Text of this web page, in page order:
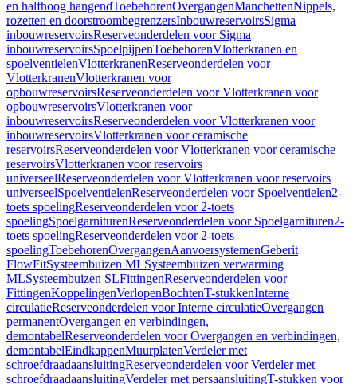
en halfhoog hangendToebehorenOvergangenManchettenNippels,
rozetten en doorstroombegrenzersInbouwreservoirsSigma
inbouwreservoirsReserveonderdelen voor Sigma
inbouwreservoirsSpoelpijpenToebehorenVlotterkranen en
spoelventielenVlotterkranenReserveonderdelen voor
VlotterkranenVlotterkranen voor
opbouwreservoirsReserveonderdelen voor Vlotterkranen voor
opbouwreservoirsVlotterkranen voor
inbouwreservoirsReserveonderdelen voor Vlotterkranen voor
inbouwreservoirsVlotterkranen voor ceramische
reservoirsReserveonderdelen voor Vlotterkranen voor ceramische
reservoirsVlotterkranen voor reservoirs
universeelReserveonderdelen voor Vlotterkranen voor reservoirs
universeelSpoelventielenReserveonderdelen voor Spoelventielen2-
toets spoelingReserveonderdelen voor 2-toets
spoelingSpoelgarniturenReserveonderdelen voor Spoelgarnituren2-
toets spoelingReserveonderdelen voor 2-toets
spoelingToebehorenOvergangenAanvoersystemenGeberit
FlowFitSysteembuizen MLSysteembuizen verwarming
MLSysteembuizen SLFittingenReserveonderdelen voor
FittingenKoppelingenVerlopenBochtenT-stukkenInterne
circulatieReserveonderdelen voor Interne circulatieOvergangen
permanentOvergangen en verbindingen,
demontabelReserveonderdelen voor Overgangen en verbindingen,
demontabelEindkappenMuurplatenVerdeler met
schroefdraadaansluitingReserveonderdelen voor Verdeler met
schroefdraadaansluitingVerdeler met persaansluitingT-stukken voor